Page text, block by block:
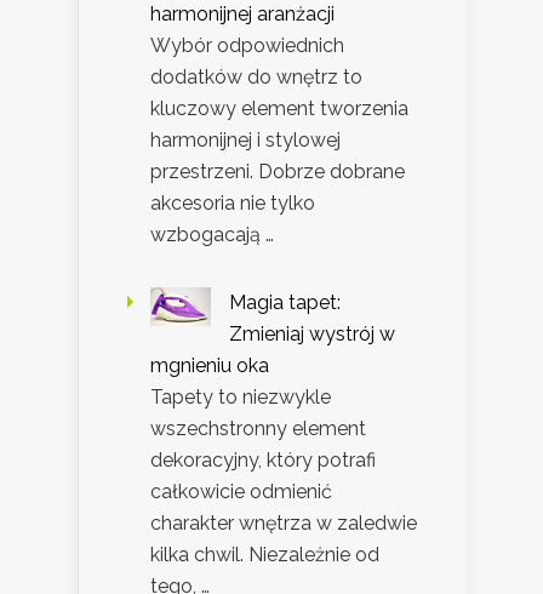
harmonijnej aranżacji
Wybór odpowiednich
dodatków do wnętrz to
kluczowy element tworzenia
harmonijnej i stylowej
przestrzeni. Dobrze dobrane
akcesoria nie tylko
wzbogacają …
Magia tapet:
Zmieniaj wystrój w
mgnieniu oka
Tapety to niezwykle
wszechstronny element
dekoracyjny, który potrafi
całkowicie odmienić
charakter wnętrza w zaledwie
kilka chwil. Niezależnie od
tego, …